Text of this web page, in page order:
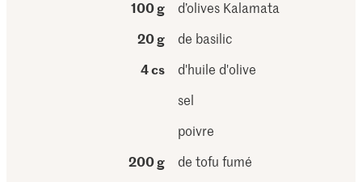
100 g
d’olives Kalamata
20 g
de basilic
4 cs
d'huile d'olive
sel
poivre
200 g
de tofu fumé